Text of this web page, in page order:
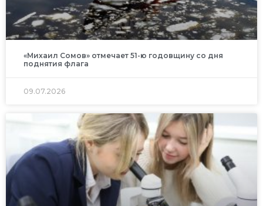
«Михаил Сомов» отмечает 51-ю годовщину со дня
поднятия флага
09.07.2026